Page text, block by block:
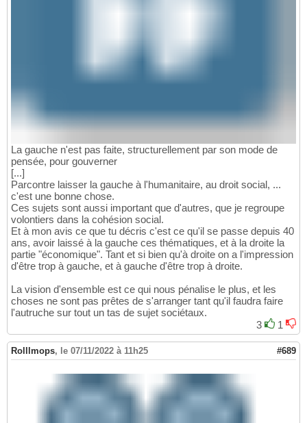
La gauche n'est pas faite, structurellement par son mode de
pensée, pour gouverner
[...]
Parcontre laisser la gauche à l'humanitaire, au droit social, ...
c'est une bonne chose.
Ces sujets sont aussi important que d'autres, que je regroupe
volontiers dans la cohésion social.
Et à mon avis ce que tu décris c'est ce qu'il se passe depuis 40
ans, avoir laissé à la gauche ces thématiques, et à la droite la
partie "économique". Tant et si bien qu'à droite on a l'impression
d'être trop à gauche, et à gauche d'être trop à droite.
La vision d'ensemble est ce qui nous pénalise le plus, et les
choses ne sont pas prêtes de s'arranger tant qu'il faudra faire
l'autruche sur tout un tas de sujet sociétaux.
3
1
Rolllmops, le 07/11/2022 à 11h25 #689